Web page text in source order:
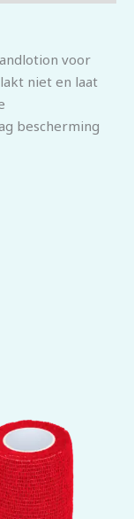
voor
niet en laat
bescherming